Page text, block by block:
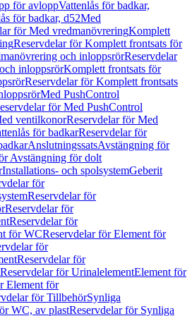
för avloppVattenlås för badkar,
för badkar, d52Med
för Med vredmanövreringKomplett
Reservdelar för Komplett frontsats för
och inloppsrörReservdelar
inloppsrörKomplett frontsats för
Reservdelar för Komplett frontsats
Med PushControl
för Med PushControl
ventilkonorReservdelar för Med
för badkarReservdelar för
AnslutningssatsAvstängning för
Avstängning för dolt
Installations- och spolsystemGeberit
för
Reservdelar för
Reservdelar för
Reservdelar för
för WCReservdelar för Element för
för
Reservdelar för
Reservdelar för UrinalelementElement för
Element för
för TillbehörSynliga
WC, av plastReservdelar för Synliga